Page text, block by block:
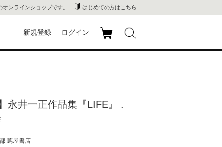
ンラインショップです。 はじめての方はこちら
蔦
新規登録 ログイン
永井一正作品集『LIFE』 .
蔦屋書店